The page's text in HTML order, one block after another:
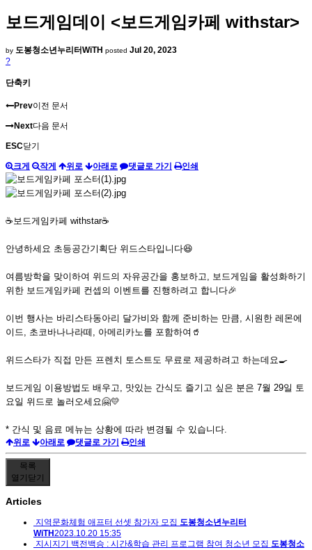
보드게임데이 <보드게임카페 withstar>
by 도봉청소년누리터WiTH posted Jul 20, 2023
?
단축키
Prev이전 문서
Next다음 문서
ESC닫기
크게 작게 위로 아래로 댓글로 가기 인쇄
☕보드게임카페 withstar☕
안녕하세요 초등공간기획단 위드스타입니다😆
여름방학을 맞이하여 위드의 자유공간을 홍보하고, 보드게임을 활성화하기
위한 보드게임카페 컨셉의 이벤트를 진행하려고 합니다🎉
이번 행사는 바리스타동아리 달가비와 함께 준비하는 만큼, 시원한 레몬에
이드, 초코바나나라떼, 아메리카노를 포함하여🥤
위드스타가 직접 만든 프렌치 토스트도 무료로 제공하려고 하는데요🍳
보드게임 이용방법도 배우고, 맛있는 간식도 즐기고 싶은 분은 7월 29일 토
요일 위드로 놀러오세요🤗💛
* 간식 및 음료 메뉴는 상황에 따라 변경될 수 있습니다.
위로 아래로 댓글로 가기 인쇄
목록
열기 닫기
Articles
지역문화체험 애프터 선셋 참가자 모집 도봉청소년누리터
WiTH2023.10.20 15:35
지시지기 백전백승 : 시간&학습 관리 프로그램 참여 청소년 모집 도봉청소